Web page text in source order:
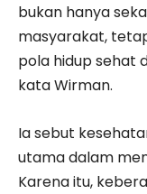
bukan hanya
masyarakat,
pola hidup sehat
kata Wirman.
Ia sebut
utama dalam
Karena itu,